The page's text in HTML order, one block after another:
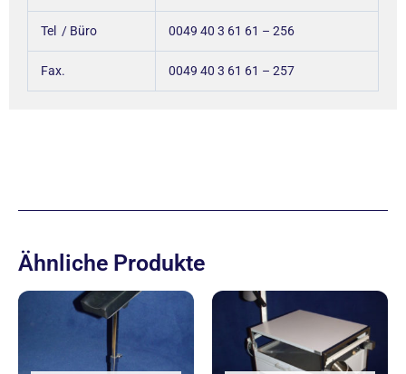
Tel / Büro 0049 40 3 61 61 – 256
Fax. 0049 40 3 61 61 – 257
Ähnliche Produkte